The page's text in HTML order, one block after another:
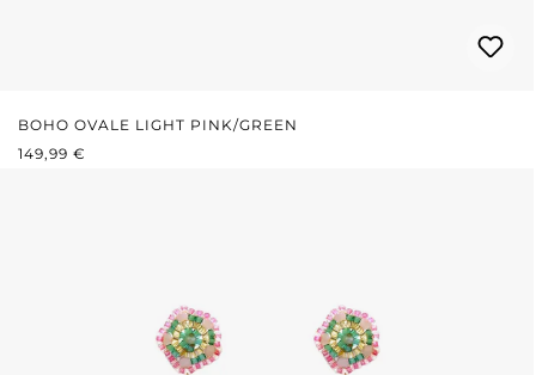
BOHO OVALE LIGHT PINK/GREEN
REGULÄRER PREIS:
149,99 €